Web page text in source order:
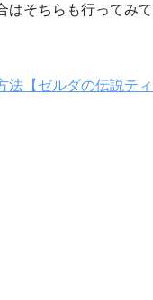
はそちらも行ってみて
法【ゼルダの伝説ティ